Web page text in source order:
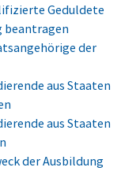
Geduldete
beantragen
der
aus Staaten
aus Staaten
der Ausbildung